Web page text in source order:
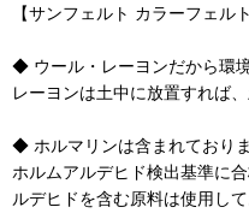
【サンフェルト カラーフェル
◆ ウール・レーヨンだから環
レーヨンは土中に放置すれば、
◆ ホルマリンは含まれており
ホルムアルデヒド検出基準に
ルデヒドを含む原料は使用して